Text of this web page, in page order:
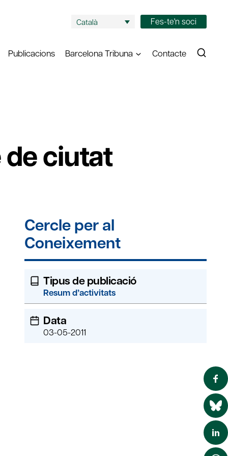
Català Fes-te'n soci
Publicacions Barcelona Tribuna Contacte
de ciutat
Cercle per al
Coneixement
Tipus de publicació
Resum d’activitats
Data
03-05-2011